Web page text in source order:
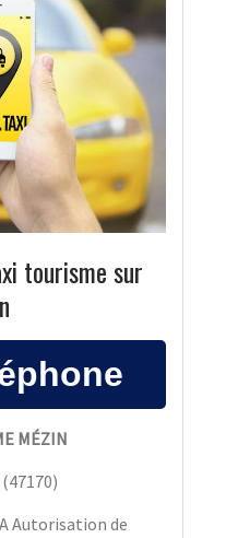
tourisme sur
MÉZIN
(47170)
Autorisation de